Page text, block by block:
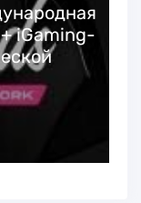
iGaming-